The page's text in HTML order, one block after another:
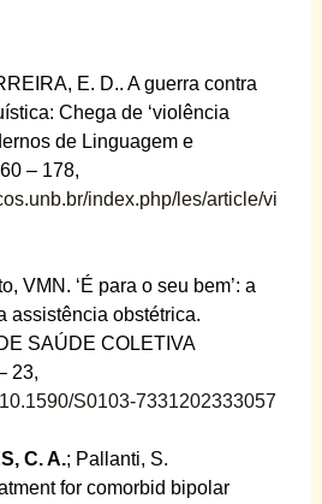
E. D.. A guerra contra
Chega de ‘violência
de Linguagem e
– 178,
index.php/les/article/vi
VMN. ‘É para o seu bem’: a
assistência obstétrica.
SAÚDE COLETIVA
23,
S0103-7331202333057
C. A.; Pallanti, S.
for comorbid bipolar